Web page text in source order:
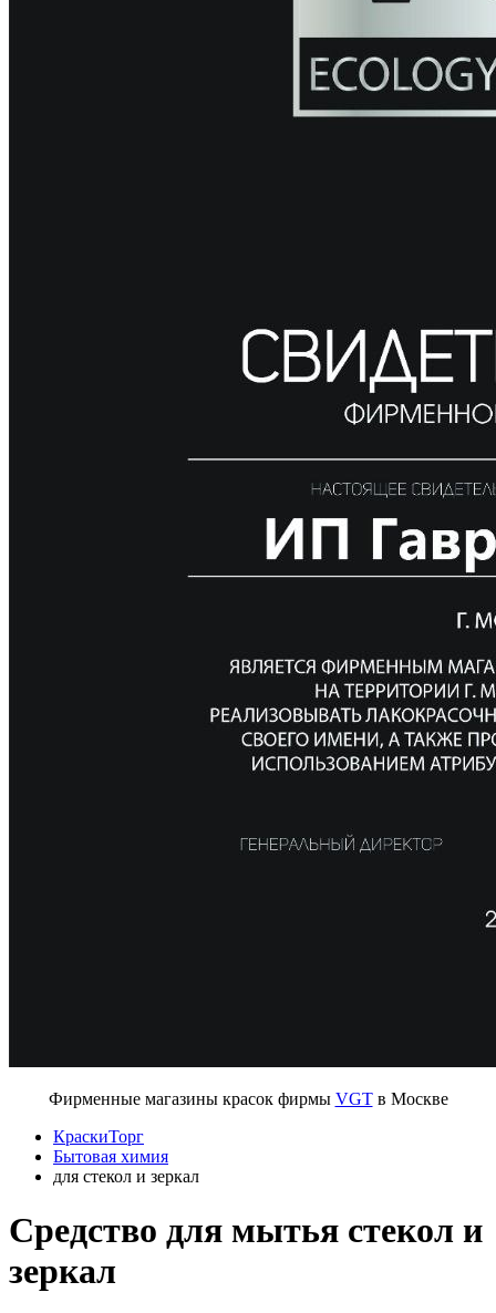
Фирменные магазины красок фирмы VGTв Москве
КраскиТорг
Бытовая химия
для стекол и зеркал
Средство для мытья стекол и
зеркал